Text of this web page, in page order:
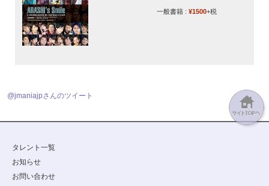
一般書籍 : ¥1500+税
@jmaniajpさんのツイート
タレント一覧
お知らせ
お問い合わせ